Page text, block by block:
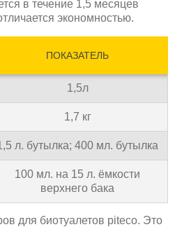
в течение 1,5 месяцев
экономностью.
ПОКАЗАТЕЛЬ
1,5л
1,7 кг
л. бутылка; 400 мл. бутылка
100 мл. на 15 л. ёмкости
верхнего бака
для биотуалетов piteco. Это